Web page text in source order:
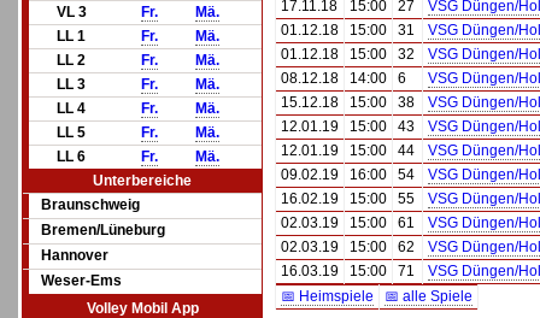
VL 3
Fr.
Mä.
LL 1
Fr.
Mä.
LL 2
Fr.
Mä.
LL 3
Fr.
Mä.
LL 4
Fr.
Mä.
LL 5
Fr.
Mä.
LL 6
Fr.
Mä.
Unterbereiche
Braunschweig
Bremen/Lüneburg
Hannover
Weser-Ems
Volley Mobil App
17.11.18
15:00 27
VSG Düngen/
01.12.18
15:00 31
VSG Düngen/
01.12.18
15:00 32
VSG Düngen/
08.12.18
14:00 6
VSG Düngen/
15.12.18
15:00 38
VSG Düngen/
12.01.19
15:00 43
VSG Düngen/
12.01.19
15:00 44
VSG Düngen/
09.02.19
16:00 54
VSG Düngen/
16.02.19
15:00 55
VSG Düngen/
02.03.19
15:00 61
VSG Düngen/
02.03.19
15:00 62
VSG Düngen/
16.03.19
15:00 71
VSG Düngen/
📅 Heimspiele
📅 alle Spiele